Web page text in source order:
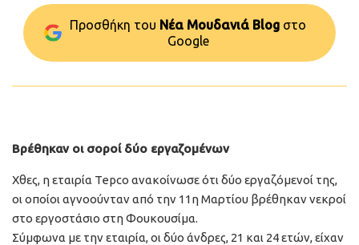
Προσθήκη του Νέα Μουδανιά Blog στo
Google
Βρέθηκαν οι σοροί δύο εργαζομένων
Χθες, η εταιρία Tepco ανακοίνωσε ότι δύο εργαζόμενοί της,
οι οποίοι αγνοούνταν από την 11η Μαρτίου βρέθηκαν νεκροί
στο εργοστάσιο στη Φουκουσίμα.
Σύμφωνα με την εταιρία, οι δύο άνδρες, 21 και 24 ετών, είχαν